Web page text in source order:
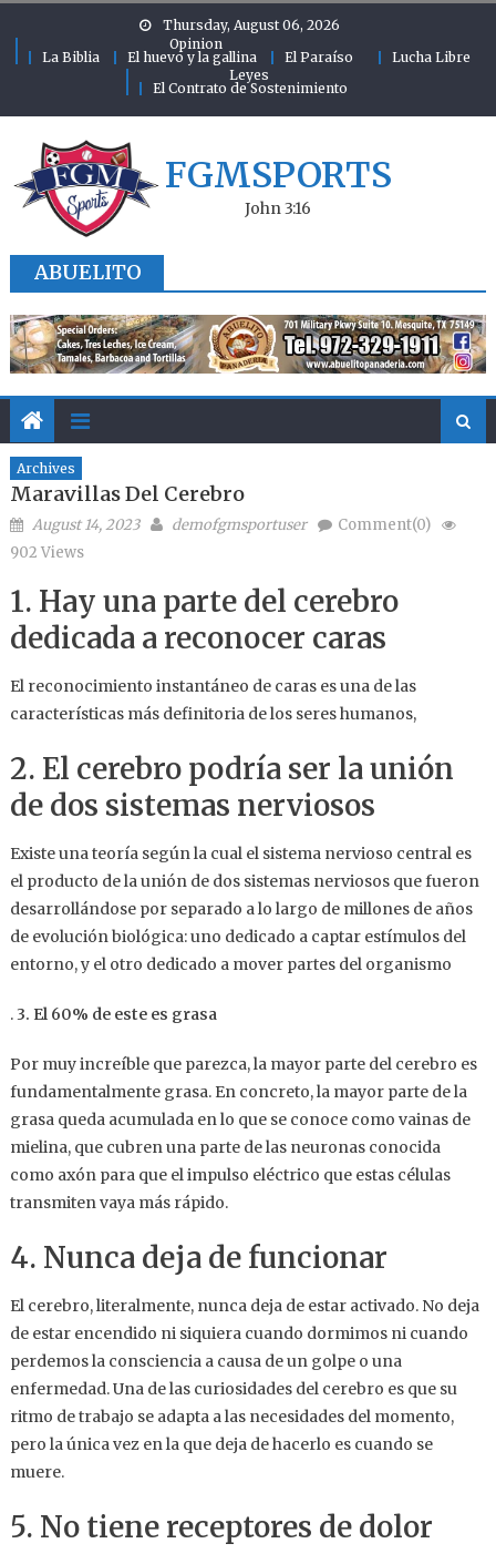
Thursday, August 06, 2026
Opinion
La Biblia
El huevo y la gallina El Paraíso
Lucha Libre
Leyes
El Contrato de Sostenimiento
FGMSPORTS
John 3:16
ABUELITO
Archives
Maravillas Del Cerebro
Posted on
August 14, 2023 Author
demofgmsportuser
Comment(0)
902 Views
1. Hay una parte del cerebro
dedicada a reconocer caras
El reconocimiento instantáneo de caras es una de las
características más definitoria de los seres humanos,
2. El cerebro podría ser la unión
de dos sistemas nerviosos
Existe una teoría según la cual el sistema nervioso central es
el producto de la unión de dos sistemas nerviosos que fueron
desarrollándose por separado a lo largo de millones de años
de evolución biológica: uno dedicado a captar estímulos del
entorno, y el otro dedicado a mover partes del organismo
.3. El 60% de este es grasa
Por muy increíble que parezca, la mayor parte del cerebro es
fundamentalmente grasa. En concreto, la mayor parte de la
grasa queda acumulada en lo que se conoce como vainas de
mielina, que cubren una parte de las neuronas conocida
como axón para que el impulso eléctrico que estas células
transmiten vaya más rápido.
4. Nunca deja de funcionar
El cerebro, literalmente, nunca deja de estar activado. No deja
de estar encendido ni siquiera cuando dormimos ni cuando
perdemos la consciencia a causa de un golpe o una
enfermedad. Una de las curiosidades del cerebro es que su
ritmo de trabajo se adapta a las necesidades del momento,
pero la única vez en la que deja de hacerlo es cuando se
muere.
5. No tiene receptores de dolor